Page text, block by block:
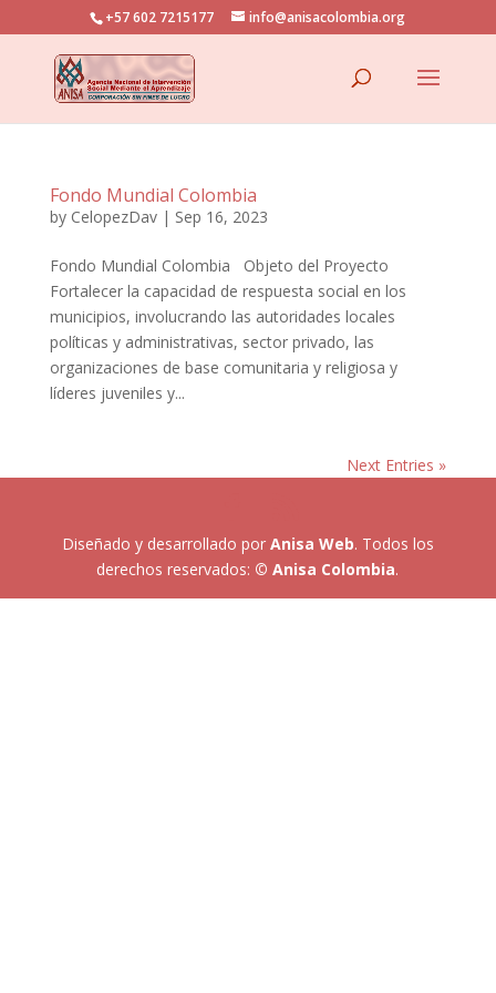
+57 602 7215177 info@anisacolombia.org
Fondo Mundial Colombia
by CelopezDav| Sep 16, 2023
Fondo Mundial Colombia Objeto del Proyecto
Fortalecer la capacidad de respuesta social en los
municipios, involucrando las autoridades locales
políticas y administrativas, sector privado, las
organizaciones de base comunitaria y religiosa y
líderes juveniles y...
Next Entries »
Diseñado y desarrollado por Anisa Web. Todos los
derechos reservados: © Anisa Colombia.